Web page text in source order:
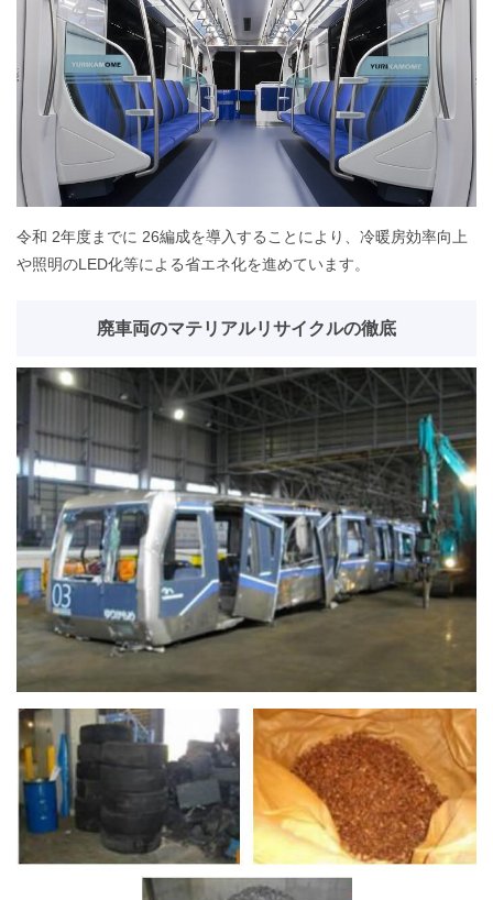
令和 2年度までに 26編成を導入することにより、冷暖房効率向上
や照明のLED化等による省エネ化を進めています。
廃車両のマテリアルリサイクルの徹底